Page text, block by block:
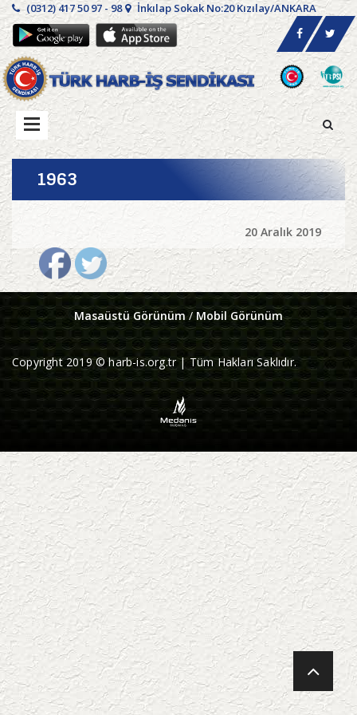
(0312) 417 50 97 - 98 İnkılap Sokak No:20 Kızılay/ANKARA
1963
20 Aralık 2019
Masaüstü Görünüm/ Mobil Görünüm
Copyright 2019 © harb-is.org.tr | Tüm Hakları Saklıdır.